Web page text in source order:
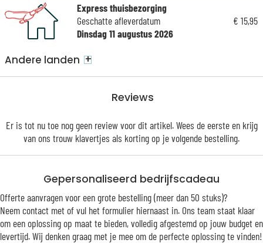
Reviews
Er is tot nu toe nog geen review voor dit artikel. Wees de eerste en krijg
van ons trouw klavertjes als korting op je volgende bestelling.
Express thuisbezorging
Geschatte afleverdatum
Dinsdag 11 augustus 2026
€ 15,95
Andere landen +
Gepersonaliseerd bedrijfscadeau
Offerte aanvragen voor een grote bestelling (meer dan 50 stuks)?
Neem contact met of vul het formulier hiernaast in. Ons team staat klaar
om een oplossing op maat te bieden, volledig afgestemd op jouw budget en
levertijd. Wij denken graag met je mee om de perfecte oplossing te vinden!